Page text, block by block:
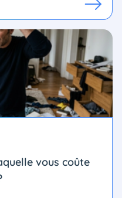
vous coûte